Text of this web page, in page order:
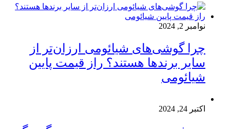
نوامبر 2, 2024
چرا گوشی‌های شیائومی ارزان‌تر از
سایر برندها هستند؟ راز قیمت پایین
شیائومی
اکتبر 24, 2024